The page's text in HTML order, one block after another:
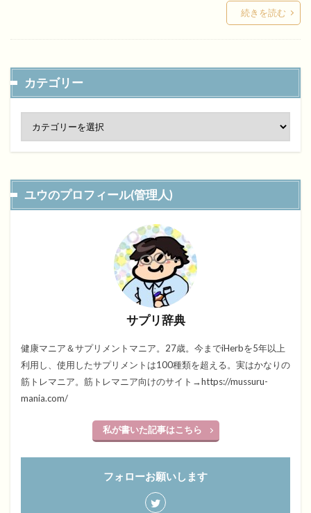
続きを読む
カテゴリー
ユウのプロフィール(管理人)
サプリ辞典
健康マニア＆サプリメントマニア。27歳。今までiHerbを5年以上
利用し、使用したサプリメントは100種類を超える。実はかなりの
筋トレマニア。筋トレマニア向けのサイト→https://mussuru-
mania.com/
私が書いた記事はこちら
フォローお願いします